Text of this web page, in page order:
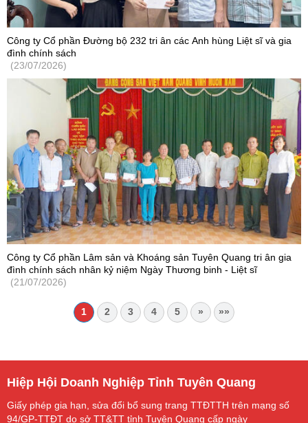
Công ty Cổ phần Đường bộ 232 tri ân các Anh hùng Liệt sĩ và gia
đình chính sách
(23/07/2026)
Công ty Cổ phần Lâm sản và Khoáng sản Tuyên Quang tri ân gia
đình chính sách nhân kỷ niệm Ngày Thương binh - Liệt sĩ
(21/07/2026)
1 2 3 4 5 » »»
Hiệp Hội Doanh Nghiệp Tỉnh Tuyên Quang
Giấy phép gia hạn, sửa đổi bổ sung trang TTĐTTH trên mạng số
94/GP-TTĐT do sở TT&TT tỉnh Tuyên Quang cấp ngày